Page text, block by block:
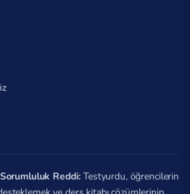
Reddi: Testyurdu, öğrencilerin